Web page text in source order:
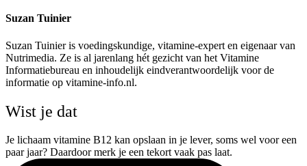
Suzan Tuinier
Suzan Tuinier is voedingskundige, vitamine-expert en eigenaar van
Nutrimedia. Ze is al jarenlang hét gezicht van het Vitamine
Informatiebureau en inhoudelijk eindverantwoordelijk voor de
informatie op vitamine-info.nl.
Wist je dat
Je lichaam vitamine B12 kan opslaan in je lever, soms wel voor een
paar jaar? Daardoor merk je een tekort vaak pas laat.